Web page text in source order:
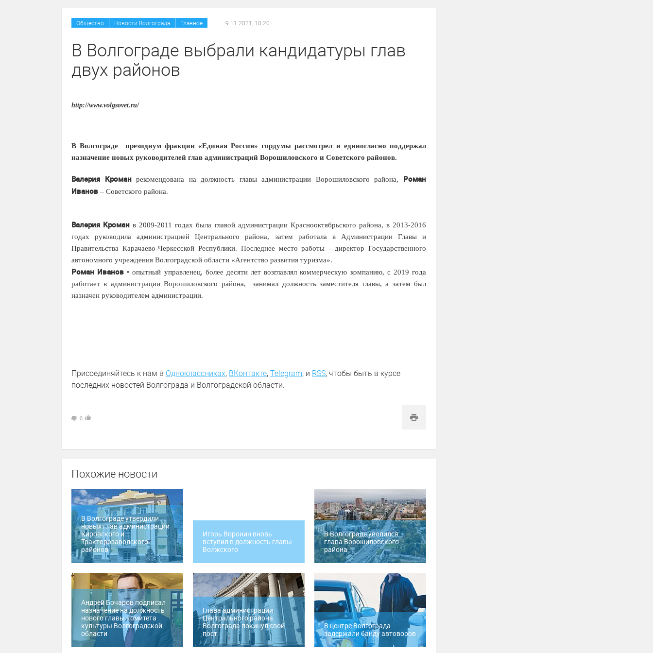
Общество Новости Волгограда Главное 9.11.2021, 10:20
В Волгограде выбрали кандидатуры глав
двух районов
http://www.volgsovet.ru/
В Волгограде президиум фракции «Единая Россия» гордумы рассмотрел и единогласно поддержал
назначение новых руководителей глав администраций Ворошиловского и Советского районов.
Валерия Кроманрекомендована на должность главы администрации Ворошиловского района, Роман
Иванов – Советского района.
Валерия Кроманв 2009-2011 годах была главой администрации Краснооктябрьского района, в 2013-2016
годах руководила администрацией Центрального района, затем работала в Администрации Главы и
Правительства Карачаево-Черкесской Республики. Последнее место работы - директор Государственного
автономного учреждения Волгоградской области «Агентство развития туризма».
Роман Иванов - опытный управленец, более десяти лет возглавлял коммерческую компанию, с 2019 года
работает в администрации Ворошиловского района, занимал должность заместителя главы, а затем был
назначен руководителем администрации.
Присоединяйтесь к нам в Одноклассниках, ВКонтакте,Telegram, и RSS, чтобы быть в курсе
последних новостей Волгограда и Волгоградской области.
0
Похожие новости
В Волгограде утвердили
новых глав администрации
Кировского и
Тракторозаводского
районов
Игорь Воронин вновь
вступил в должность главы
Волжского
В Волгограде уволился
глава Ворошиловского
района
Андрей Бочаров подписал
назначение на должность
нового главы комитета
культуры Волгоградской
области
Глава администрации
Центрального района
Волгограда покинул свой
пост
В центре Волгограда
задержали банду автоворов